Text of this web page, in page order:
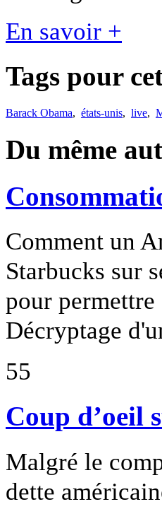
En savoir +
Tags pour
Barack Obama, états-unis, live,
Du même
Comment un
Starbucks sur
pour permettre
Décryptage
55
Coup d’oeil
Malgré le
dette